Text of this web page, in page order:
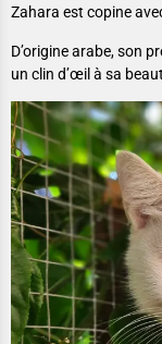
Zahara est copine
D’origine arabe, son
un clin d’œil à sa